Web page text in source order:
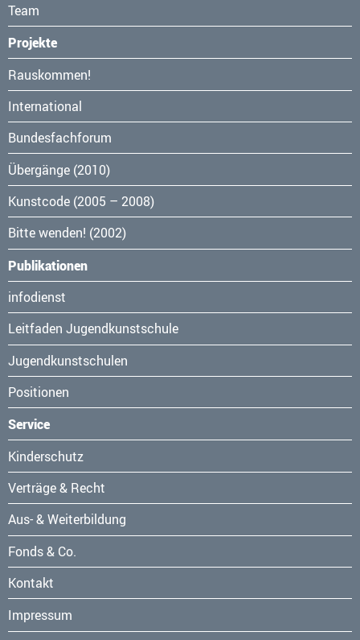
Team
Projekte
Navigation
überspringen
Rauskommen!
International
Bundesfachforum
Übergänge (2010)
Kunstcode (2005 – 2008)
Bitte wenden! (2002)
Publikationen
Navigation
überspringen
infodienst
Leitfaden Jugendkunstschule
Jugendkunstschulen
Positionen
Service
Navigation
überspringen
Kinderschutz
Verträge & Recht
Aus- & Weiterbildung
Fonds & Co.
Kontakt
Navigation
überspringen
Impressum